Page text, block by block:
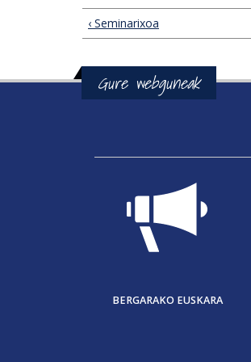
‹ Seminarixoa
Gure webguneak
BERGARAKO EUSKARA